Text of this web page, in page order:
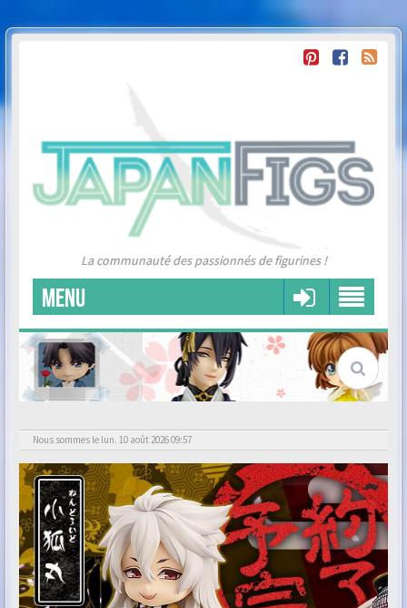
La communauté des passionnés de figurines !
MENU
Nous sommes le lun. 10 août 2026 09:57